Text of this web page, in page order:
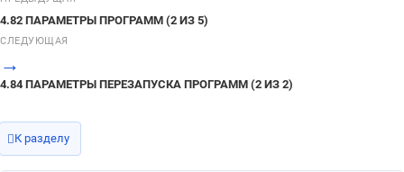
4.82 ПАРАМЕТРЫ ПРОГРАММ (2 ИЗ 5)
СЛЕДУЮЩАЯ
→
4.84 ПАРАМЕТРЫ ПЕРЕЗАПУСКА ПРОГРАММ (2 ИЗ 2)
К разделу
4.89 ПАРАМЕТРЫ ВСТРОЕННОГО МАКРОСА (1 ИЗ 2)
4.86 ПАРАМЕТРЫ СИНХРОННОГО, КОМПЛЕКСНОГО И
СОВМЕЩЕННОГО УПРАВЛЕНИЯ (2 ИЗ 3)